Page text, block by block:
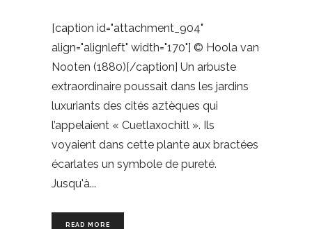
[caption id="attachment_904"
align="alignleft" width="170"] © Hoola van
Nooten (1880)[/caption] Un arbuste
extraordinaire poussait dans les jardins
luxuriants des cités aztèques qui
l’appelaient « Cuetlaxochitl ». Ils
voyaient dans cette plante aux bractées
écarlates un symbole de pureté.
Jusqu'à
READ MORE